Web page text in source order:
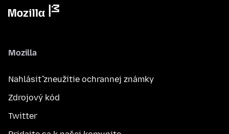
Mozilla
Nahlásiť zneužitie ochrannej známky
Zdrojový kód
Twitter